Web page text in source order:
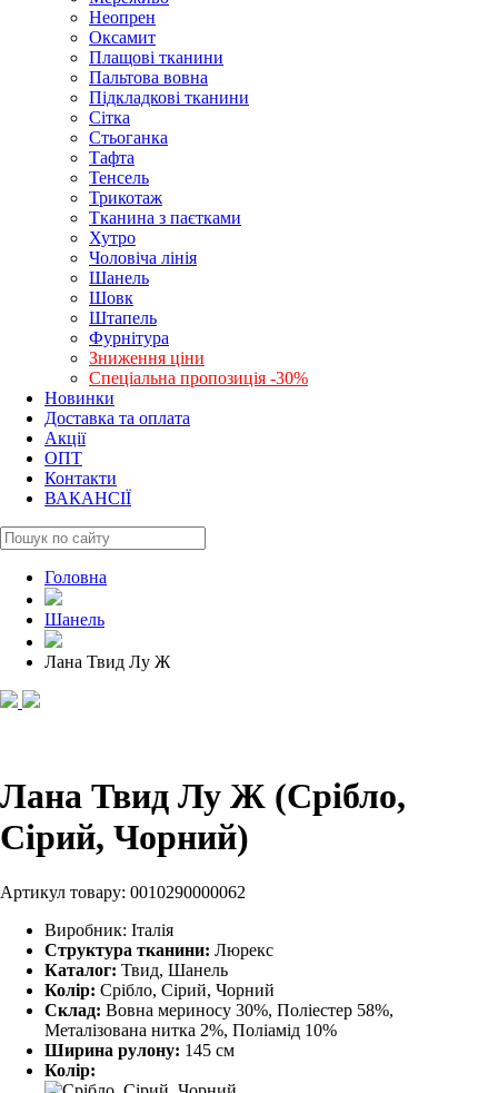
Неопрен
Оксамит
Плащові тканини
Пальтова вовна
Підкладкові тканини
Сітка
Стьоганка
Тафта
Тенсель
Трикотаж
Тканина з паєтками
Хутро
Чоловіча лінія
Шанель
Шовк
Штапель
Фурнітура
Зниження ціни
Спеціальна пропозиція -30%
Новинки
Доставка та оплата
Акції
ОПТ
Контакти
ВАКАНСІЇ
Головна
Шанель
Лана Твид Лу Ж
Лана Твид Лу Ж (Срібло,
Сірий, Чорний)
Артикул товару: 0010290000062
Виробник: Італія
Структура тканини: Люрекс
Каталог: Твид, Шанель
Колір: Срібло, Сірий, Чорний
Склад: Вовна мериносу 30%, Поліестер 58%,
Металізована нитка 2%, Поліамід 10%
Ширина рулону: 145 см
Колір: